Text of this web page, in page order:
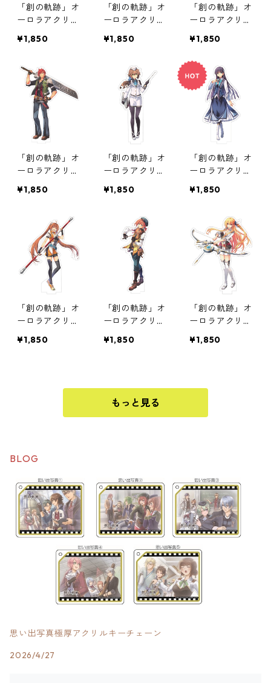
「創の軌跡」オ
ーロラアクリル
¥1,850
「創の軌跡」オ
ーロラアクリル
¥1,850
「創の軌跡」オ
ーロラアクリル
¥1,850
「創の軌跡」オ
ーロラアクリル
¥1,850
「創の軌跡」オ
ーロラアクリル
¥1,850
「創の軌跡」オ
ーロラアクリル
¥1,850
「創の軌跡」オ
ーロラアクリル
¥1,850
「創の軌跡」オ
ーロラアクリル
¥1,850
「創の軌跡」オ
ーロラアクリル
¥1,850
もっと見る
BLOG
思い出写真極厚アクリルキーチェーン
2026/4/27